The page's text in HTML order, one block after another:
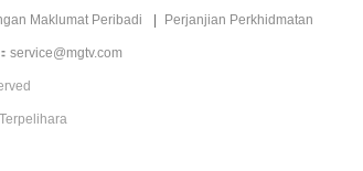
Maklumat Peribadi Perjanjian Perkhidmatan
service@mgtv.com